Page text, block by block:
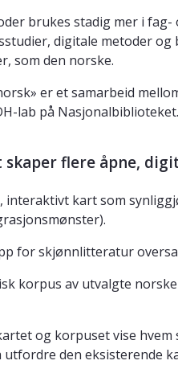
brukes stadig mer i
digitale metoder
som den norske.
er et samarbeid
lab på
skaper flere åpne,
interaktivt kart som
for skjønnlitteratur
korpus av utvalgte
og korpuset vise
utfordre den eksisterende